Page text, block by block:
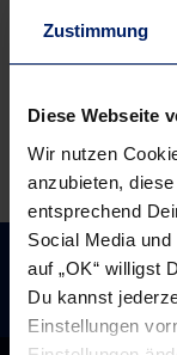
Zustimmung
Diese Webseite
Wir nutzen
anzubieten,
entsprechend
Social Media
auf „OK“ willigst
Du kannst
Einstellungen